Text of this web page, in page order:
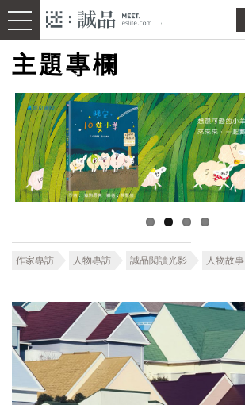
主題專欄
作家專訪 人物專訪 誠品閱讀光影 人物故事